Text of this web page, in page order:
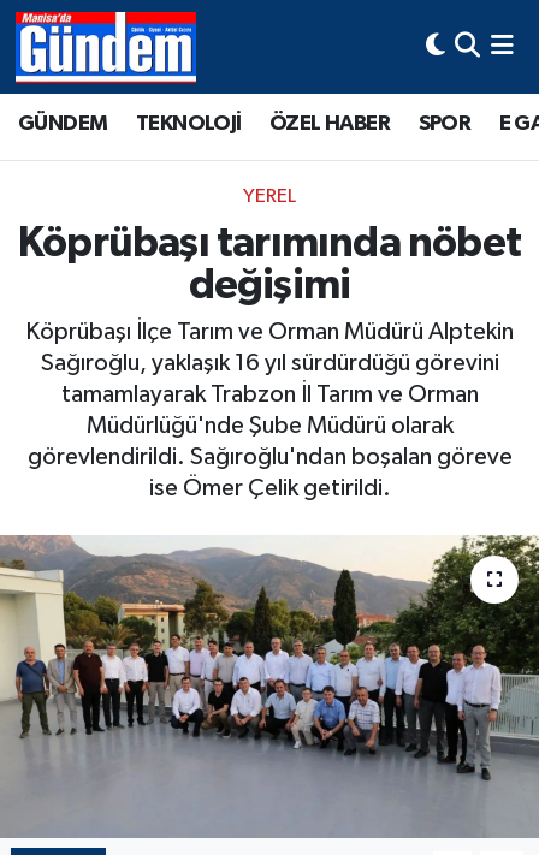
GÜNDEM TEKNOLOJİ ÖZEL HABER SPOR E
YEREL
Köprübaşı tarımında nöbet
değişimi
Köprübaşı İlçe Tarım ve Orman Müdürü Alptekin
Sağıroğlu, yaklaşık 16 yıl sürdürdüğü görevini
tamamlayarak Trabzon İl Tarım ve Orman
Müdürlüğü'nde Şube Müdürü olarak
görevlendirildi. Sağıroğlu'ndan boşalan göreve
ise Ömer Çelik getirildi.
Manisa Hava Durumu
Tüm Manşetler
Son Dakika Haberleri
Haber Arşivi